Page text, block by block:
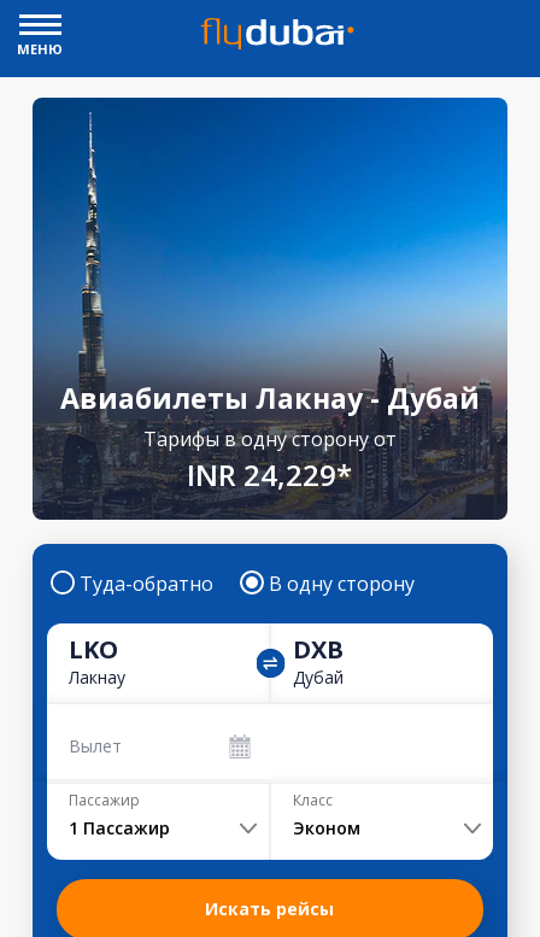
МЕНЮ
Авиабилеты Лакнау - Дубай
Тарифы в одну сторону от
INR 24,229*
Туда-обратно В одну сторону
LKO
Лакнау
DXB
Дубай
Вылет
Пассажир
1 Пассажир
Класс
Эконом
Искать рейсы